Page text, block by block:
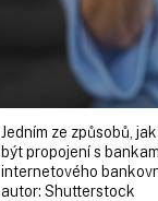
Jedním ze způsobů,
být propojení s
internetového
autor: Shutterstock